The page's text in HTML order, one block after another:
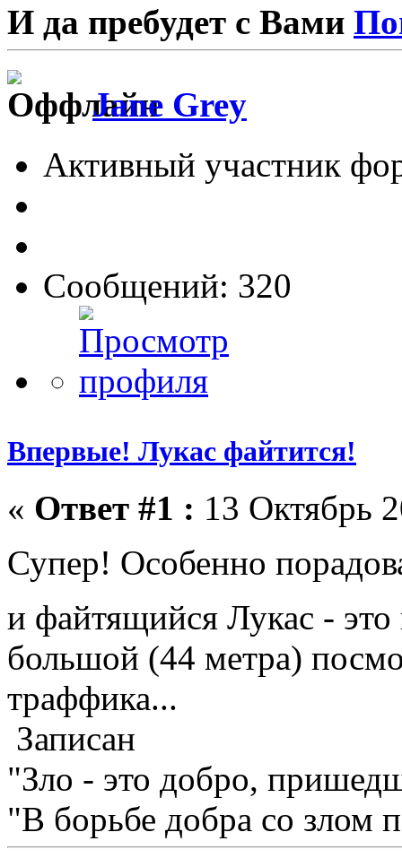
И да пребудет с Вами
Jane Grey
Активный участник
Сообщений: 320
Впервые! Лукас файтится!
« Ответ #1 : 13 Октябрь
Супер! Особенно
и файтящийся Лукас -
большой (44 метра)
траффика...
Записан
"Зло - это добро,
"В борьбе добра со злом